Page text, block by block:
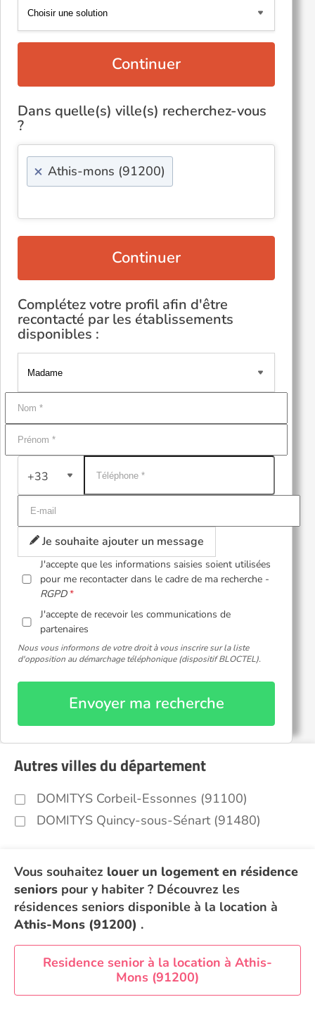
Continuer
Dans quelle(s) ville(s) recherchez-vous
?
× Athis-mons (91200)
Continuer
Complétez votre profil afin d'être
recontacté par les établissements
disponibles :
+33
Je souhaite ajouter un message
J'accepte que les informations saisies soient utilisées
pour me recontacter dans le cadre de ma recherche -
RGPD
J'accepte de recevoir les communications de
partenaires
Nous vous informons de votre droit à vous inscrire sur la liste
d'opposition au démarchage téléphonique (dispositif BLOCTEL).
Envoyer ma recherche
Autres villes du département
DOMITYS Corbeil-Essonnes (91100)
DOMITYS Quincy-sous-Sénart (91480)
Vous souhaitez louer un logement en résidence
seniors pour y habiter ? Découvrez les
résidences seniors disponible à la location à
Athis-Mons (91200) .
Residence senior à la location à Athis-
Mons (91200)